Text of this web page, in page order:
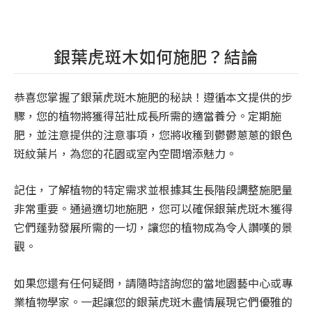
銀葉虎斑木如何施肥？結論
恭喜您掌握了銀葉虎斑木施肥的秘訣！遵循本文提供的步
驟，您的植物將獲得茁壯成長所需的適當養分。定期施
肥，並注意提供的注意事項，您將收穫到鬱鬱蔥蔥的銀色
斑紋葉片，為您的花園或室內空間增添魅力。
記住，了解植物的特定需求並根據其生長階段調整施肥量
非常重要。通過適切地施肥，您可以確保銀葉虎斑木獲得
它們蓬勃發展所需的一切，讓您的植物成為令人讚嘆的景
觀。
如果您還有任何疑問，請隨時諮詢您的當地園藝中心或專
業植物學家。一起讓您的銀葉虎斑木盡情展現它們優雅的